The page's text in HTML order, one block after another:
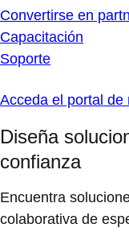
Convertirse en
Capacitación
Soporte
Acceda el portal de
Diseña
confianza
Encuentra
colaborativa de